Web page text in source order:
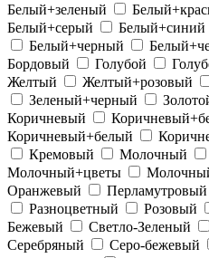
Белый+зеленый
Белый+серый
Белый+синий
Белый+черный
Бордовый
Голубой
Желтый
Желтый+розовый
Зеленый+черный
Коричневый
Коричневый+белый
Кремовый
Молочный
Молочный+цветы
Оранжевый
Перламутровый
Разноцветный
Розовый
Бежевый
Светло-Зеленый
Серебряный
Серо-бежевый